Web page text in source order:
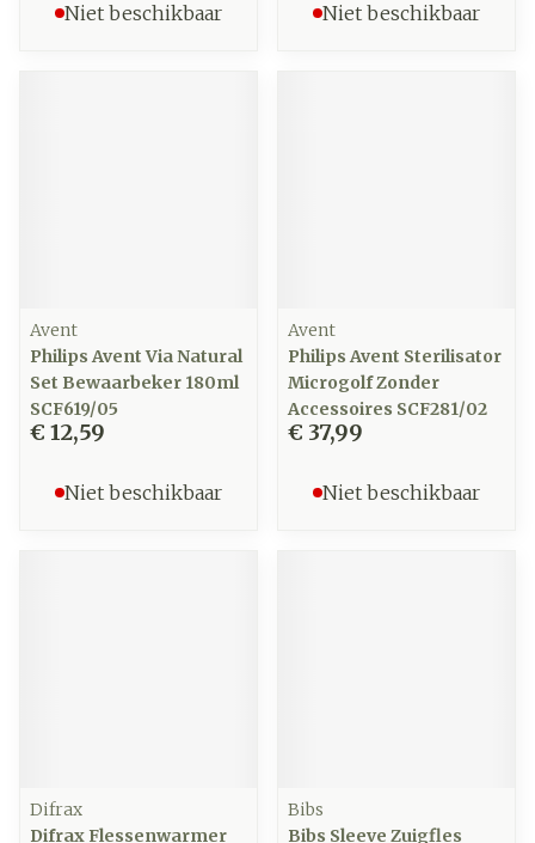
Niet beschikbaar Niet beschikbaar
Avent
Philips Avent Via Natural
Set Bewaarbeker 180ml
SCF619/05
€ 12,59
Niet beschikbaar
Avent
Philips Avent Sterilisator
Microgolf Zonder
Accessoires SCF281/02
€ 37,99
Niet beschikbaar
Difrax
Difrax Flessenwarmer
Bibs
Bibs Sleeve Zuigfles